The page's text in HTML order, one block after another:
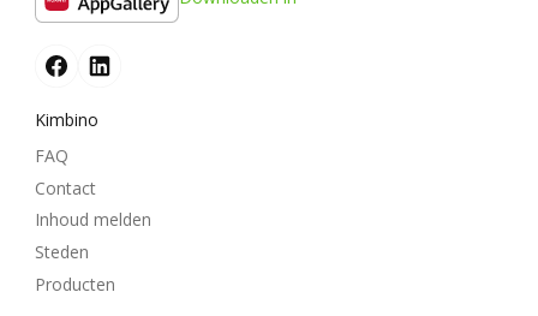
Kimbino
FAQ
Contact
Inhoud melden
Steden
Producten